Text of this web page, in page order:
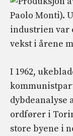
I 1962,
dybdeanalyse
ordfører i
store byene i